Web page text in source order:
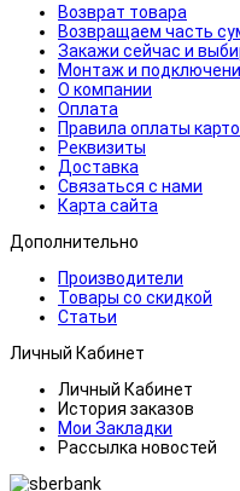
Возврат товара
Возвращаем часть
Закажи сейчас и
Монтаж и
О компании
Оплата
Правила оплаты
Реквизиты
Доставка
Связаться с нами
Карта сайта
Дополнительно
Производители
Товары со скидкой
Статьи
Личный Кабинет
Личный Кабинет
История заказов
Мои Закладки
Рассылка новостей